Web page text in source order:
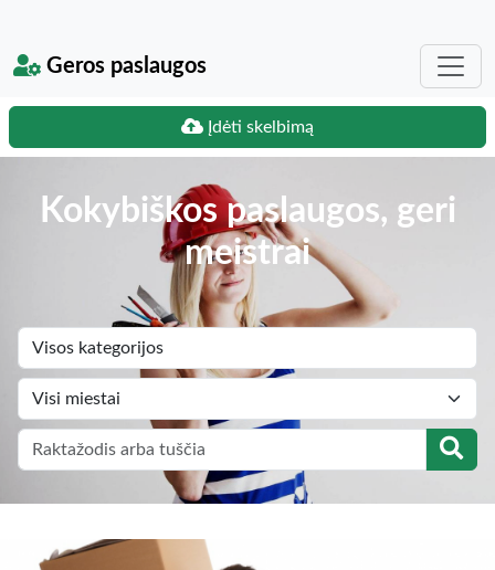
Geros paslaugos
Įdėti skelbimą
Kokybiškos paslaugos, geri
meistrai